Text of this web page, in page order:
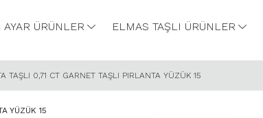
AYAR ÜRÜNLER ELMAS TAŞLI ÜRÜNLER
TAŞLI 0,71 CT GARNET TAŞLI PIRLANTA YÜZÜK 15